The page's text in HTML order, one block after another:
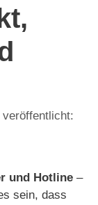
und Hotline –
sein, dass